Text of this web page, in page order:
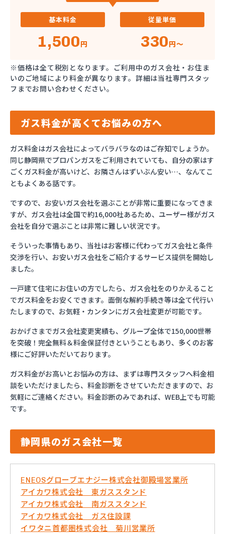
基本料金
1,500円
従量単価
330円～
※価格は全て税別となります。ご利用中のガス会社・お住ま
いのご地域により料金が異なります。詳細は当社専門スタッ
フまでお問い合わせください。
ガス料金が高くてお悩みの方へ
ガス料金はガス会社によってバラバラなのはご存知でしょうか。
同じ静岡県でプロパンガスをご利用されていても、自分の家はす
ごくガス料金が高いけど、お隣さんはずいぶん安い…、なんてこ
ともよくある話です。
ですので、お安いガス会社を選ぶことが非常に重要になってきま
すが、ガス会社は全国で約16,000社あるため、ユーザー様がガス
会社を自分で選ぶことは非常に難しい状況です。
そういった事情もあり、当社はお客様に代わってガス会社と条件
交渉を行い、お安いガス会社をご紹介するサービス提供を開始し
ました。
一戸建て住宅にお住いの方でしたら、ガス会社をのりかえること
でガス料金をお安くできます。面倒な解約手続き等は全て代行い
たしますので、お気軽・カンタンにガス会社変更が可能です。
おかげさまでガス会社変更実績も、グループ全体で150,000世帯
を突破！完全無料＆料金保証付きということもあり、多くのお客
様にご好評いただいております。
ガス料金がお高いとお悩みの方は、まずは専門スタッフへ料金相
談をいただけましたら、料金診断をさせていただきますので、お
気軽にご連絡ください。料金診断のみであれば、WEB上でも可能
です。
静岡県のガス会社一覧
ENEOSグローブエナジー株式会社御殿場営業所
アイカワ株式会社 東ガススタンド
アイカワ株式会社 南ガススタンド
アイカワ株式会社 ガス住設課
イワタニ首都圏株式会社 菊川営業所